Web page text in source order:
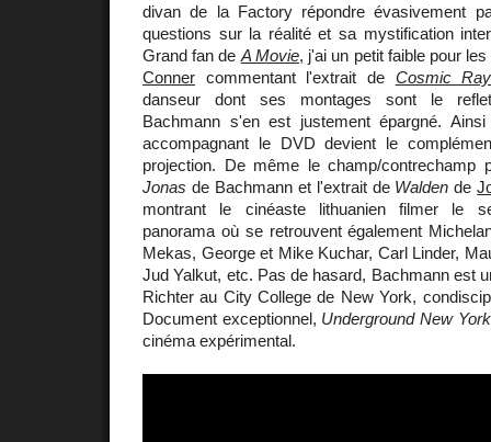
divan de la Factory répondre évasivement
questions sur la réalité et sa mystification
Grand fan de A Movie, j'ai un petit faible pour
Conner commentant l'extrait de Cosmic Ray
danseur dont ses montages sont le
Bachmann s'en est justement épargné.
accompagnant le DVD devient le
projection. De même le champ/contrechamp
Jonas de Bachmann et l'extrait de Walden de
montrant le cinéaste lithuanien filmer le
panorama où se retrouvent également
Mekas, George et Mike Kuchar, Carl Linder,
Jud Yalkut, etc. Pas de hasard, Bachmann est
Richter au City College de New York,
Document exceptionnel, Underground New York
cinéma expérimental.